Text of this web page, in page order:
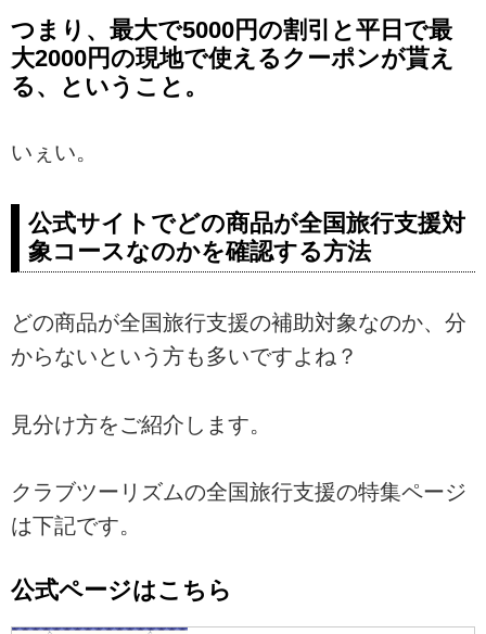
つまり、最大で5000円の割引と平日で最
大2000円の現地で使えるクーポンが貰え
る、ということ。
いぇい。
公式サイトでどの商品が全国旅行支援対
象コースなのかを確認する方法
どの商品が全国旅行支援の補助対象なのか、分
からないという方も多いですよね？
見分け方をご紹介します。
クラブツーリズムの全国旅行支援の特集ページ
は下記です。
公式ページはこちら